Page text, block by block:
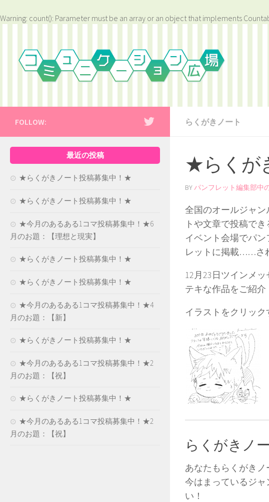
Warning: count(): Parameter must be an array or an object that implements
らくがきノート
★らくが
BYパンフレット編集部中
全国のオールジャ
トや文章で投稿で
イベント会場でパ
レットに掲載……さ
12月23日ツインメ
テキな作品をご紹介
イラストをクリッ
らくがきノ
あなたもらくがき
今はまっているジ
い！
FOLLOW:
最近の投稿
★らくがきノート投稿募集中！★
★らくがきノート投稿募集中！★
★今月のあるある1コマ投稿募集中！★6
月のお題：【理想と現実】
★らくがきノート投稿募集中！★
★らくがきノート投稿募集中！★
★今月のあるある1コマ投稿募集中！★4
月のお題：【新】
★らくがきノート投稿募集中！★
★今月のあるある1コマ投稿募集中！★2
月のお題：【祝】
★らくがきノート投稿募集中！★
★今月のあるある1コマ投稿募集中！★2
月のお題：【祝】